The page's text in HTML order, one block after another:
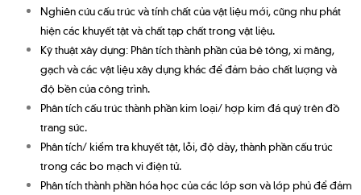
Nghiên cứu cấu trúc và tính chất của vật liệu mới, cũng như phát
hiện các khuyết tật và chất tạp chất trong vật liệu.
Kỹ thuật xây dựng: Phân tích thành phần của bê tông, xi măng,
gạch và các vật liệu xây dựng khác để đảm bảo chất lượng và
độ bền của công trình.
Phân tích cấu trúc thành phần kim loại/ hợp kim đá quý trên đồ
trang sức.
Phân tích/ kiểm tra khuyết tật, lỗi, độ dày, thành phần cấu trúc
trong các bo mạch vi điện tử.
Phân tích thành phần hóa học của các lớp sơn và lớp phủ để đảm